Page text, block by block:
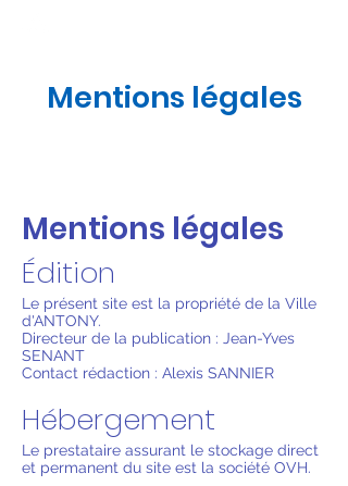
Mentions légales
Mentions légales
Édition
Le présent site est la propriété de la Ville
d'ANTONY.
Directeur de la publication : Jean-Yves
SENANT
Contact rédaction : Alexis SANNIER
Hébergement
Le prestataire assurant le stockage direct
et permanent du site est la société OVH.